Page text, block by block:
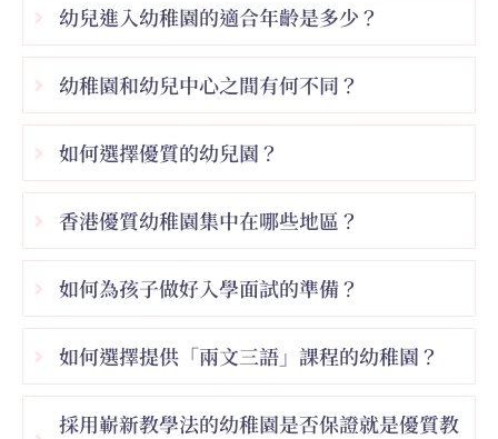
幼兒進入幼稚園的適合年齡是多少？
幼稚園和幼兒中心之間有何不同？
如何選擇優質的幼兒園？
香港優質幼稚園集中在哪些地區？
如何為孩子做好入學面試的準備？
如何選擇提供「兩文三語」課程的幼稚園？
採用嶄新教學法的幼稚園是否保證就是優質教